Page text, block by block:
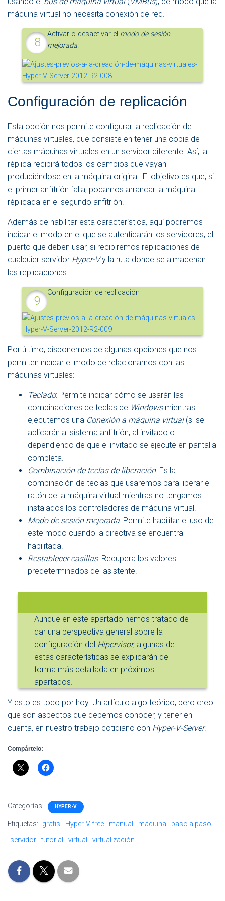
máquina virtual no necesita conexión de red.
Activar o desactivar el modo de sesión
mejorada.
Configuración de replicación
Esta opción nos permite configurar la replicación de
máquinas virtuales, que consiste en tener una copia de
ciertas máquinas virtuales en un servidor diferente. Así, la
réplica recibirá todos los cambios que vayan
produciéndose en la máquina original. El objetivo es que, si
el primer anfitrión falla, podamos arrancar la máquina
réplicada en el segundo anfitrión.
Además de habilitar esta característica, aquí podremos
indicar el modo en el que se autenticarán los servidores, el
puerto que deben usar, si recibiremos replicaciones de
cualquier servidor Hyper-Vy la ruta donde se almacenan
las replicaciones.
Configuración de replicación
Por último, disponemos de algunas opciones que nos
permiten indicar el modo de relacionarnos con las
máquinas virtuales:
Teclado: Permite indicar cómo se usarán las
combinaciones de teclas de Windowsmientras
ejecutemos una Conexión a máquina virtual(si se
aplicarán al sistema anfitrión, al invitado o
dependiendo de que el invitado se ejecute en pantalla
completa.
Combinación de teclas de liberación: Es la
combinación de teclas que usaremos para liberar el
ratón de la máquina virtual mientras no tengamos
instalados los controladores de máquina virtual.
Modo de sesión mejorada: Permite habilitar el uso de
este modo cuando la directiva se encuentra
habilitada.
Restablecer casillas: Recupera los valores
predeterminados del asistente.
Aunque en este apartado hemos tratado de
dar una perspectiva general sobre la
configuración del Hipervisor, algunas de
estas características se explicarán de
forma más detallada en próximos
apartados.
Y esto es todo por hoy. Un artículo algo teórico, pero creo
que son aspectos que debemos conocer, y tener en
cuenta, en nuestro trabajo cotidiano con Hyper-V-Server.
Compártelo:
Categorías: HYPER-V
Etiquetas: gratis Hyper-V free manual máquina
paso a paso
servidor
tutorial virtual virtualización